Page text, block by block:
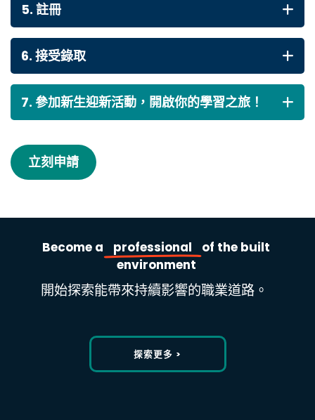
5. 註冊
6. 接受錄取
7. 參加新生迎新活動，開啟你的學習之旅！
立刻申請
Become a professional of the built
environment
開始探索能帶來持續影響的職業道路。
探索更多 >